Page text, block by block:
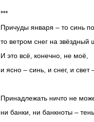
***
Причуды января – то синь
то ветром снег на
И это всё, конечно, не моё,
и ясно – синь, и снег, и свет
Принадлежать ничто не
ни банки, ни банкноты –